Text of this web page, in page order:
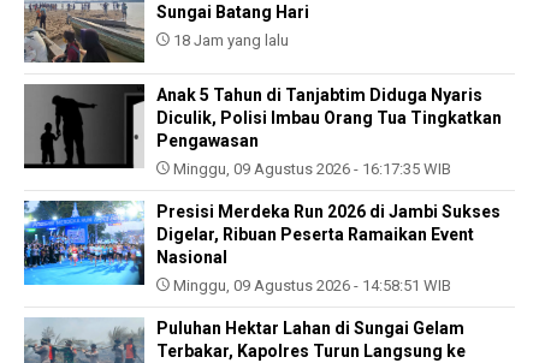
Sungai Batang Hari
18 Jam yang lalu
Anak 5 Tahun di Tanjabtim Diduga Nyaris
Diculik, Polisi Imbau Orang Tua Tingkatkan
Pengawasan
Minggu, 09 Agustus 2026 - 16:17:35 WIB
Presisi Merdeka Run 2026 di Jambi Sukses
Digelar, Ribuan Peserta Ramaikan Event
Nasional
Minggu, 09 Agustus 2026 - 14:58:51 WIB
Puluhan Hektar Lahan di Sungai Gelam
Terbakar, Kapolres Turun Langsung ke